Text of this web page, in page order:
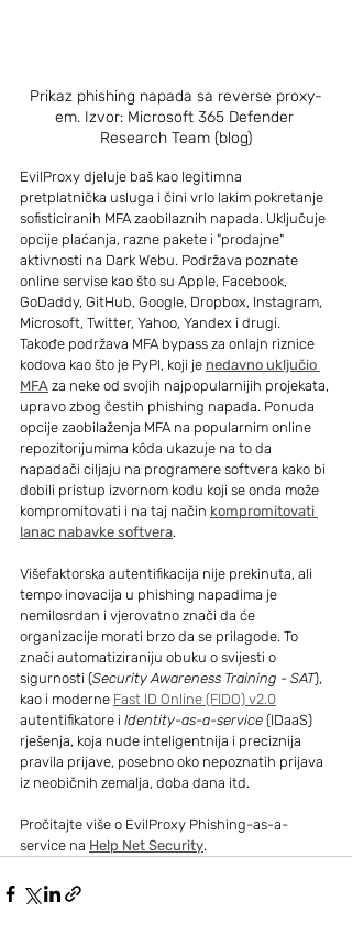
Prikaz phishing napada sa reverse proxy-
em. Izvor: Microsoft 365 Defender
Research Team (blog)
EvilProxy djeluje baš kao legitimna
pretplatnička usluga i čini vrlo lakim pokretanje
sofisticiranih MFA zaobilaznih napada. Uključuje
opcije plaćanja, razne pakete i "prodajne"
aktivnosti na Dark Webu. Podržava poznate
online servise kao što su Apple, Facebook,
GoDaddy, GitHub, Google, Dropbox, Instagram,
Microsoft, Twitter, Yahoo, Yandex i drugi.
Takođe podržava MFA bypass za onlajn riznice
kodova kao što je PyPI, koji je nedavno uključio
MFA za neke od svojih najpopularnijih projekata,
upravo zbog čestih phishing napada. Ponuda
opcije zaobilaženja MFA na popularnim online
repozitorijumima kôda ukazuje na to da
napadači ciljaju na programere softvera kako bi
dobili pristup izvornom kodu koji se onda može
kompromitovati i na taj način kompromitovati
lanac nabavke softvera.
Višefaktorska autentifikacija nije prekinuta, ali
tempo inovacija u phishing napadima je
nemilosrdan i vjerovatno znači da će
organizacije morati brzo da se prilagode. To
znači automatiziraniju obuku o svijesti o
sigurnosti (Security Awareness Training - SAT),
kao i moderne Fast ID Online (FIDO) v2.0
autentifikatore i Identity-as-a-service (IDaaS)
rješenja, koja nude inteligentnija i preciznija
pravila prijave, posebno oko nepoznatih prijava
iz neobičnih zemalja, doba dana itd.
Pročitajte više o EvilProxy Phishing-as-a-
service na Help Net Security.